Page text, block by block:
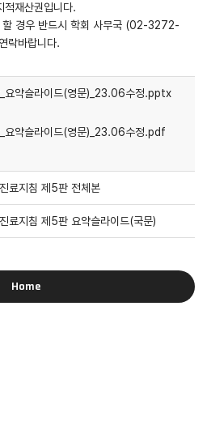
재산권입니다.
할 경우 반드시 학회 사무국 (02-3272-
바랍니다.
료지침 제5판 전체본
료지침 제5판 요약슬라이드(국문)
Home